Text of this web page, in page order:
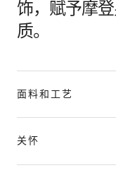
饰，赋予摩
质。
面料和工艺
关怀